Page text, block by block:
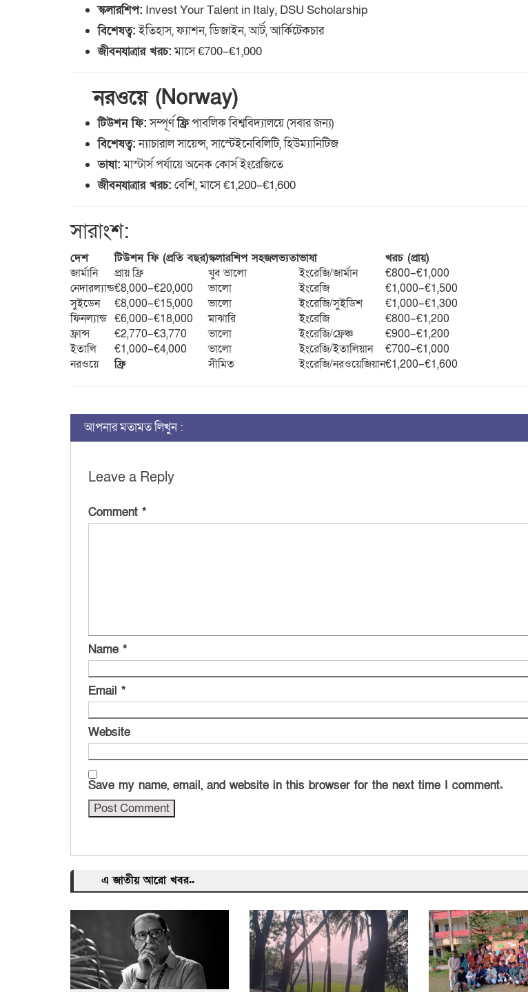
স্কলারশিপ: Invest Your Talent in Italy, DSU Scholarship
বিশেষত্ব:ইতিহাস, ফ্যাশন, ডিজাইন, আর্ট, আর্কিটেকচার
জীবনযাত্রার খরচ:মাসে €700–€1,000
নরওয়ে (Norway)
টিউশন ফি:সম্পূর্ণফ্রিপাবলিক বিশ্ববিদ্যালয়ে (সবার জন্য)
বিশেষত্ব:ন্যাচারাল সায়েন্স, সাস্টেইনেবিলিটি, হিউম্যানিটিজ
ভাষা:মাস্টার্স পর্যায়ে অনেক কোর্স ইংরেজিতে
জীবনযাত্রার খরচ: বেশি, মাসে €1,200–€1,600
সারাংশ:
দেশ টিউশন ফি (প্রতি বছর)স্কলারশিপ সহজলভ্যতাভাষা
খরচ (প্রায়)
জার্মানি
প্রায় ফ্রি খুব ভালো ইংরেজি/জার্মান
€800–€1,000
নেদারল্যান্ড€8,000–€20,000 ভালো ইংরেজি
€1,000–€1,500
সুইডেন
€8,000–€15,000 ভালো ইংরেজি/সুইডিশ
€1,000–€1,300
ফিনল্যান্ড €6,000–€18,000 মাঝারি ইংরেজি
€800–€1,200
ফ্রান্স
€2,770–€3,770 ভালো ইংরেজি/ফ্রেঞ্চ
€900–€1,200
ইতালি
€1,000–€4,000 ভালো ইংরেজি/ইতালিয়ান
€700–€1,000
নরওয়ে
ফ্রি সীমিত ইংরেজি/নরওয়েজিয়ান€1,200–€1,600
আপনার মতামত লিখুন :
Leave a Reply
Comment *
Name *
Email *
Website
Save my name, email, and website in this browser for the next time I comment.
এ জাতীয় আরো খবর..